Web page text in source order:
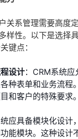
关系管理需要高度
样性。以下是选择
键点：
设计：CRM系统
种表单和业务流程
和客户的特殊要求。
应具备模块化设计
能模块。这种设计